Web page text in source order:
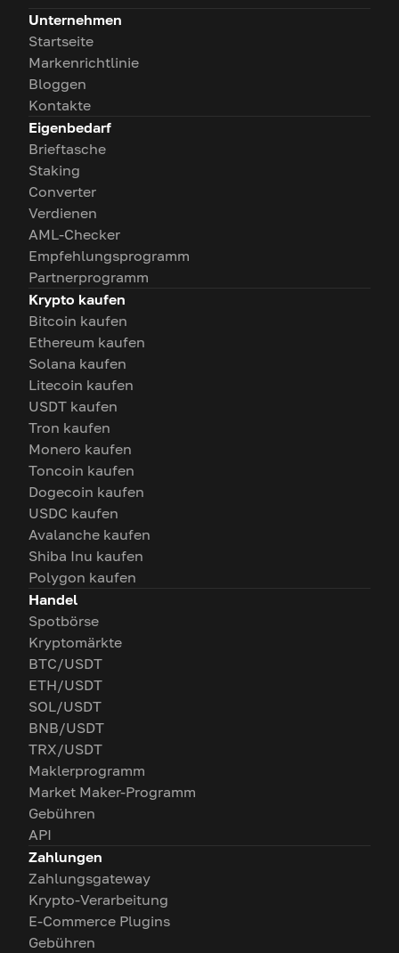
Unternehmen
Startseite
Markenrichtlinie
Bloggen
Kontakte
Eigenbedarf
Brieftasche
Staking
Converter
Verdienen
AML-Checker
Empfehlungsprogramm
Partnerprogramm
Krypto kaufen
Bitcoin kaufen
Ethereum kaufen
Solana kaufen
Litecoin kaufen
USDT kaufen
Tron kaufen
Monero kaufen
Toncoin kaufen
Dogecoin kaufen
USDC kaufen
Avalanche kaufen
Shiba Inu kaufen
Polygon kaufen
Handel
Spotbörse
Kryptomärkte
BTC/USDT
ETH/USDT
SOL/USDT
BNB/USDT
TRX/USDT
Maklerprogramm
Market Maker-Programm
Gebühren
API
Zahlungen
Zahlungsgateway
Krypto-Verarbeitung
E-Commerce Plugins
Gebühren